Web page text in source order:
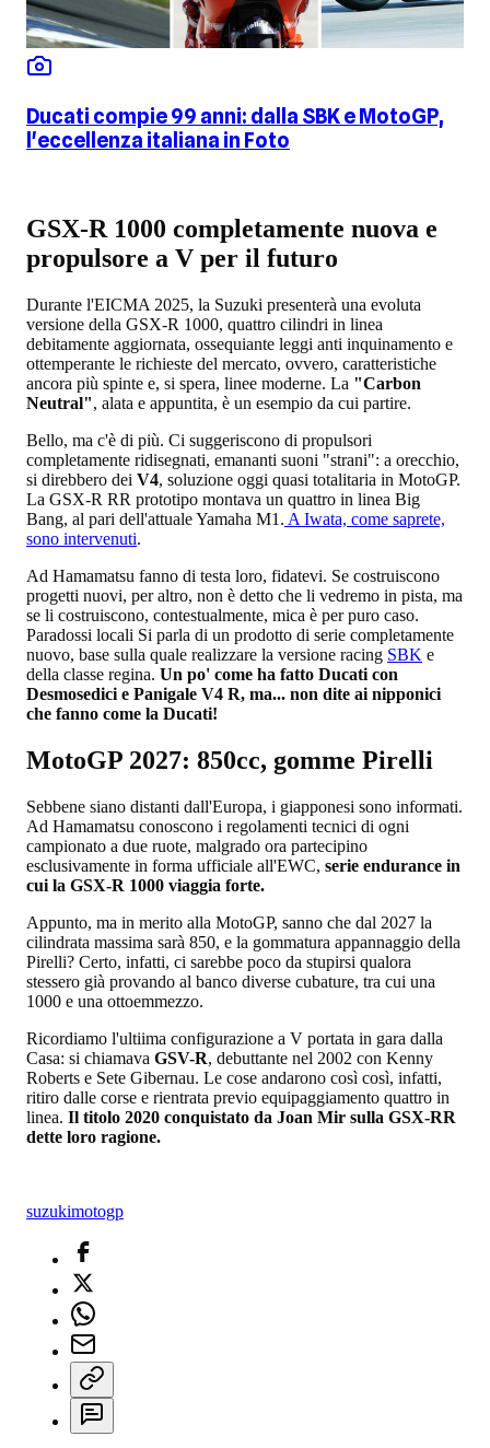
Ducati compie 99 anni: dalla SBK e MotoGP,
l'eccellenza italiana in Foto
GSX-R 1000 completamente nuova e
propulsore a V per il futuro
Durante l'EICMA 2025, la Suzuki presenterà una evoluta
versione della GSX-R 1000, quattro cilindri in linea
debitamente aggiornata, ossequiante leggi anti inquinamento e
ottemperante le richieste del mercato, ovvero, caratteristiche
ancora più spinte e, si spera, linee moderne. La "Carbon
Neutral", alata e appuntita, è un esempio da cui partire.
Bello, ma c'è di più. Ci suggeriscono di propulsori
completamente ridisegnati, emananti suoni "strani": a orecchio,
si direbbero dei V4, soluzione oggi quasi totalitaria in MotoGP.
La GSX-R RR prototipo montava un quattro in linea Big
Bang, al pari dell'attuale Yamaha M1. A Iwata, come saprete,
sono intervenuti.
Ad Hamamatsu fanno di testa loro, fidatevi. Se costruiscono
progetti nuovi, per altro, non è detto che li vedremo in pista, ma
se li costruiscono, contestualmente, mica è per puro caso.
Paradossi locali Si parla di un prodotto di serie completamente
nuovo, base sulla quale realizzare la versione racing SBK e
della classe regina. Un po' come ha fatto Ducati con
Desmosedici e Panigale V4 R, ma... non dite ai nipponici
che fanno come la Ducati!
MotoGP 2027: 850cc, gomme Pirelli
Sebbene siano distanti dall'Europa, i giapponesi sono informati.
Ad Hamamatsu conoscono i regolamenti tecnici di ogni
campionato a due ruote, malgrado ora partecipino
esclusivamente in forma ufficiale all'EWC, serie endurance in
cui la GSX-R 1000 viaggia forte.
Appunto, ma in merito alla MotoGP, sanno che dal 2027 la
cilindrata massima sarà 850, e la gommatura appannaggio della
Pirelli? Certo, infatti, ci sarebbe poco da stupirsi qualora
stessero già provando al banco diverse cubature, tra cui una
1000 e una ottoemmezzo.
Ricordiamo l'ultiima configurazione a V portata in gara dalla
Casa: si chiamava GSV-R, debuttante nel 2002 con Kenny
Roberts e Sete Gibernau. Le cose andarono così così, infatti,
ritiro dalle corse e rientrata previo equipaggiamento quattro in
linea. Il titolo 2020 conquistato da Joan Mir sulla GSX-RR
dette loro ragione.
suzukimotogp